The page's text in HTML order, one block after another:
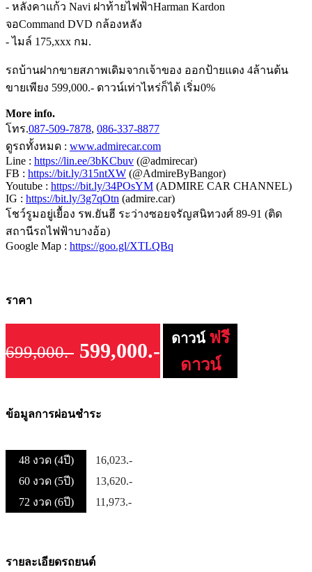
- หลังคาแก้ว Navi ฝาท้ายไฟฟ้าHarman Kardon
จอCommand DVD กล้องหลัง
- ไมล์ 175,xxx กม.
รถบ้านฝากขายสภาพเดิมจากเจ้าของ ออกป้ายแดง 4ล้านต้น
ขายเพียง 599,000.- ดาวน์เท่าไหร่ก็ได้ เริ่ม0%
More info.
โทร.087-509-7878, 086-337-8877
ดูรถทั้งหมด : www.admirecar.com
Line : https://lin.ee/3bKCbuv (@admirecar)
FB : https://bit.ly/315ntXW (@AdmireByBangor)
Youtube : https://bit.ly/34POsYM (ADMIRE CAR CHANNEL)
IG : https://bit.ly/3g7qOtn (admire.car)
โชว์รูมอยู่เยื้อง รพ.ยันฮี ระว่างซอยจรัญสนิทวงศ์ 89-91 (ติด
สถานีรถไฟฟ้าบางอ้อ)
Google Map : https://goo.gl/XTLQBq
ราคา
699,000.- 599,000.-
ดาวน์ ฟรี
ดาวน์
ข้อมูลการผ่อนชำระ
48 งวด (4ปี)
16,023.-
60 งวด (5ปี)
13,620.-
72 งวด (6ปี)
11,973.-
รายละเอียดรถยนต์